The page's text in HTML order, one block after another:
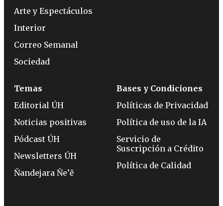
Arte y Espectáculos
Interior
Correo Semanal
Sociedad
Temas
Editorial ÚH
Noticias positivas
Pódcast ÚH
Newsletters ÚH
Ñandejara Ñe’ẽ
Bases y Condiciones
Políticas de Privacidad
Política de uso de la IA
Servicio de
Suscripción a Crédito
Política de Calidad